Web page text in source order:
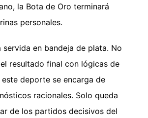
la Bota de Oro terminará
personales.
en bandeja de plata. No
resultado final con lógicas de
deporte se encarga de
racionales. Solo queda
de los partidos decisivos del